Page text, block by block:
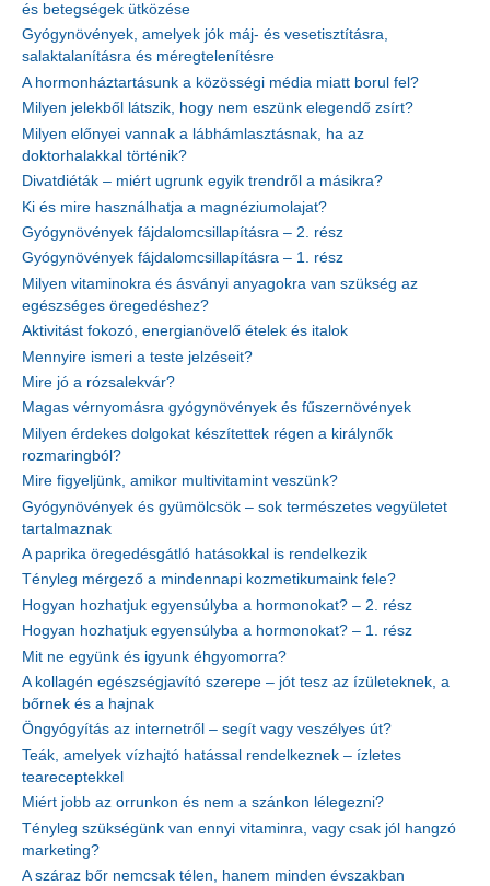
és betegségek ütközése
Gyógynövények, amelyek jók máj- és vesetisztításra,
salaktalanításra és méregtelenítésre
A hormonháztartásunk a közösségi média miatt borul fel?
Milyen jelekből látszik, hogy nem eszünk elegendő zsírt?
Milyen előnyei vannak a lábhámlasztásnak, ha az
doktorhalakkal történik?
Divatdiéták – miért ugrunk egyik trendről a másikra?
Ki és mire használhatja a magnéziumolajat?
Gyógynövények fájdalomcsillapításra – 2. rész
Gyógynövények fájdalomcsillapításra – 1. rész
Milyen vitaminokra és ásványi anyagokra van szükség az
egészséges öregedéshez?
Aktivitást fokozó, energianövelő ételek és italok
Mennyire ismeri a teste jelzéseit?
Mire jó a rózsalekvár?
Magas vérnyomásra gyógynövények és fűszernövények
Milyen érdekes dolgokat készítettek régen a királynők
rozmaringból?
Mire figyeljünk, amikor multivitamint veszünk?
Gyógynövények és gyümölcsök – sok természetes vegyületet
tartalmaznak
A paprika öregedésgátló hatásokkal is rendelkezik
Tényleg mérgező a mindennapi kozmetikumaink fele?
Hogyan hozhatjuk egyensúlyba a hormonokat? – 2. rész
Hogyan hozhatjuk egyensúlyba a hormonokat? – 1. rész
Mit ne együnk és igyunk éhgyomorra?
A kollagén egészségjavító szerepe – jót tesz az ízületeknek, a
bőrnek és a hajnak
Öngyógyítás az internetről – segít vagy veszélyes út?
Teák, amelyek vízhajtó hatással rendelkeznek – ízletes
teareceptekkel
Miért jobb az orrunkon és nem a szánkon lélegezni?
Tényleg szükségünk van ennyi vitaminra, vagy csak jól hangzó
marketing?
A száraz bőr nemcsak télen, hanem minden évszakban